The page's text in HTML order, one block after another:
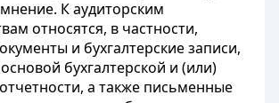
К аудиторским
относятся, в частности,
и бухгалтерские записи,
бухгалтерской и (или)
а также письменные